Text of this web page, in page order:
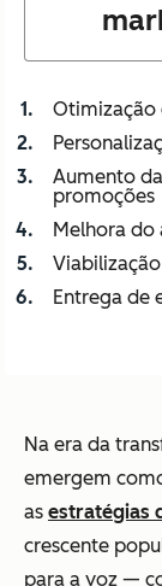
Otimização
Aumento
promoções
Melhora do
Entrega de
Na era da
emergem
as estratégias
crescente
para a voz —